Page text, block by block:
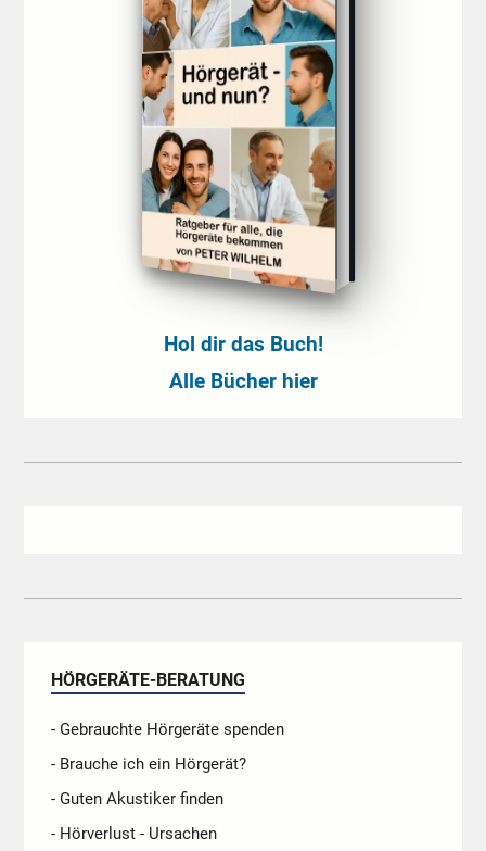
Hol dir das Buch!
Alle Bücher hier
HÖRGERÄTE-BERATUNG
- Gebrauchte Hörgeräte spenden
- Brauche ich ein Hörgerät?
- Guten Akustiker finden
- Hörverlust - Ursachen